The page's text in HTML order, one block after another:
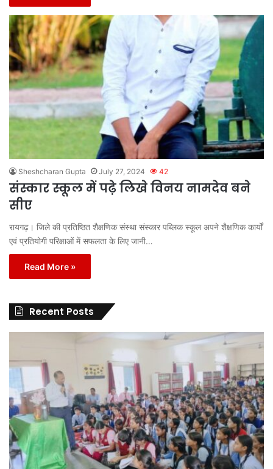
Sheshcharan Gupta July 27, 2024 42
संस्कार स्कूल में पढ़े लिखे विनय नामदेव बने
सीए
रायगढ़। जिले की प्रतिष्ठित शैक्षणिक संस्था संस्कार पब्लिक स्कूल अपने शैक्षणिक कार्यों
एवं प्रतियोगी परिक्षाओं में सफलता के लिए जानी…
Read More »
Recent Posts